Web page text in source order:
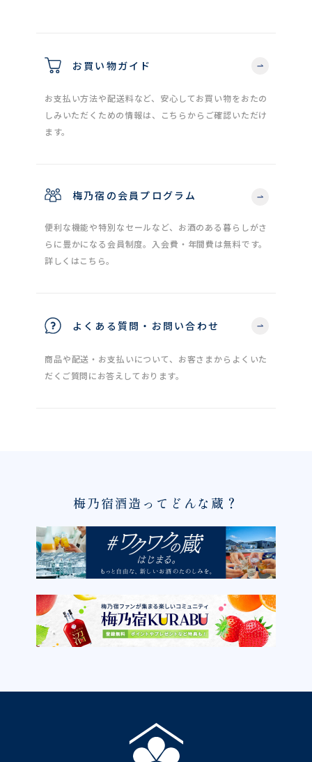
お買い物ガイド
お支払い方法や配送料など、安心してお買い物をおたの
しみいただくための情報は、こちらからご確認いただけ
ます。
梅乃宿の会員プログラム
便利な機能や特別なセールなど、お酒のある暮らしがさ
らに豊かになる会員制度。入会費・年間費は無料です。
詳しくはこちら。
よくある質問・お問い合わせ
商品や配送・お支払いについて、お客さまからよくいた
だくご質問にお答えしております。
梅乃宿酒造ってどんな蔵？